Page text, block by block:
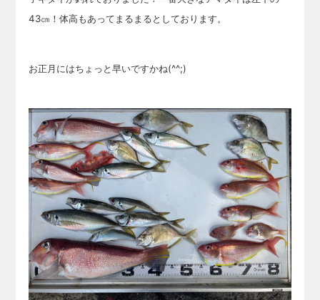
43㎝！体高もあってまるまるとしております。
お正月にはちょっと早いですかね(^^;)